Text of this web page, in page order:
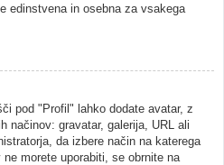
edinstvena in osebna za vsakega
pod "Profil" lahko dodate avatar, z
načinov: gravatar, galerija, URL ali
da izbere način na katerega
morete uporabiti, se obrnite na